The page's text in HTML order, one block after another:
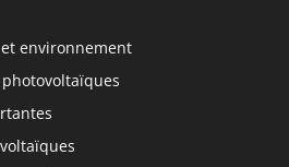
environnement